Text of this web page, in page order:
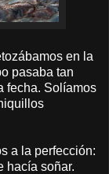
en la
pasaba tan
fecha. Solíamos
a la perfección:
hacía soñar.